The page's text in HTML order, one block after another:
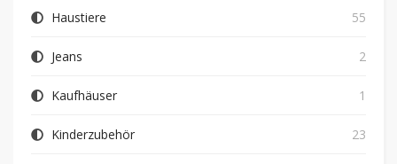
Haustiere 55
Jeans 2
Kaufhäuser 1
Kinderzubehör 23